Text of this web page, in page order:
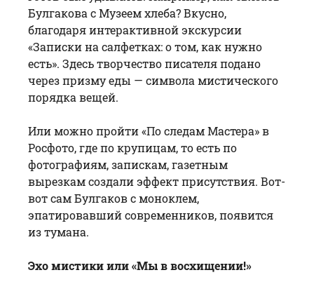
Булгакова с Музеем хлеба? Вкусно,
благодаря интерактивной экскурсии
«Записки на салфетках: о том, как нужно
есть». Здесь творчество писателя подано
через призму еды — символа мистического
порядка вещей.
Или можно пройти «По следам Мастера» в
Росфото, где по крупицам, то есть по
фотографиям, запискам, газетным
вырезкам создали эффект присутствия. Вот-
вот сам Булгаков с моноклем,
эпатировавший современников, появится
из тумана.
Эхо мистики или «Мы в восхищении!»